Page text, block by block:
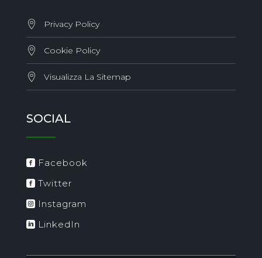
Privacy Policy
Cookie Policy
Visualizza La Sitemap
SOCIAL
Facebook
Twitter
Instagram
LinkedIn